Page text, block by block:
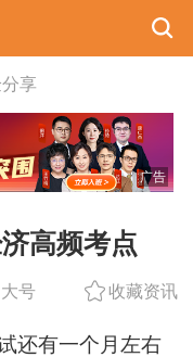
享
广告
高频考点
大号 收藏资讯
还有一个月左右